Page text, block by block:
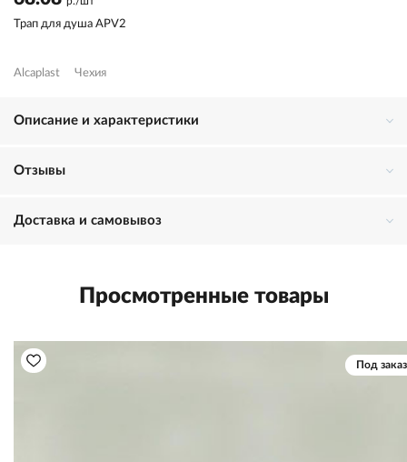
Трап для душа APV2
Alcaplast Чехия
Описание и характеристики
Отзывы
Доставка и самовывоз
Просмотренные товары
Под заказ